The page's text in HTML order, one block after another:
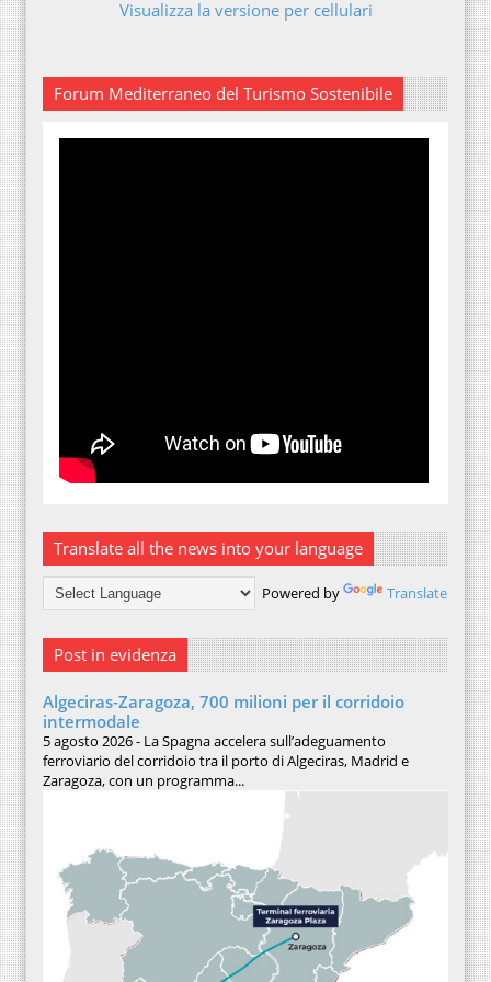
Visualizza la versione per cellulari
Forum Mediterraneo del Turismo Sostenibile
Translate all the news into your language
Powered by Translate
Post in evidenza
Algeciras-Zaragoza, 700 milioni per il corridoio
intermodale
5 agosto 2026 - La Spagna accelera sull’adeguamento
ferroviario del corridoio tra il porto di Algeciras, Madrid e
Zaragoza, con un programma...